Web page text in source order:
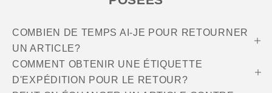
COMBIEN DE TEMPS AI-JE POUR RETOURNER
UN ARTICLE?
COMMENT OBTENIR UNE ÉTIQUETTE
D'EXPÉDITION POUR LE RETOUR?